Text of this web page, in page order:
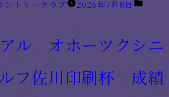
ントリークラブ
2026年7月8日
ル オホーツクシニ
フ佐川印刷杯 成績